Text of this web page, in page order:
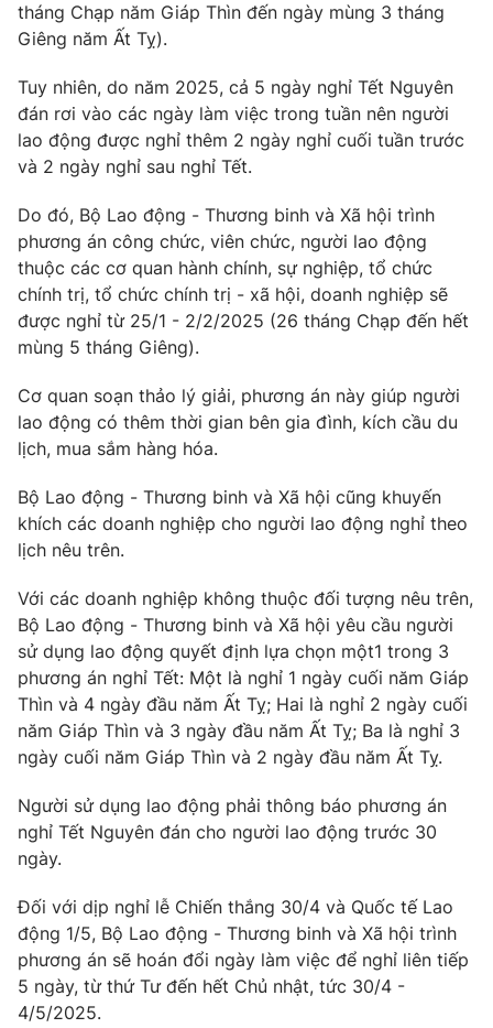
Thị trường
Lịch phát sóng
Chuyên mục khác
Emagazine Podcast
Photo Infographic
Video Shorts video
VTV Money VTV Thể thao
VTV Sức khoẻ Bất động sản
Thị trường 24h
VTV4 Vươn mình bằng AI
VTV9 VTV8
Liên hệ tòa soạn English
THỜI BÁO VTV
Theo dõi báo trên
Cơ quan chủ quản: Đài Truyền hình Việt Nam
Cơ quan báo chí:Thời báo VTV
Giấy phép hoạt động báo in và báo điện tử số 483/GP-BTTTT
cấp ngày 29/12/2023
tháng Chạp năm Giáp Thìn đến ngày mùng 3 tháng
Giêng năm Ất Tỵ).
Tuy nhiên, do năm 2025, cả 5 ngày nghỉ Tết Nguyên
đán rơi vào các ngày làm việc trong tuần nên người
lao động được nghỉ thêm 2 ngày nghỉ cuối tuần trước
và 2 ngày nghỉ sau nghỉ Tết.
Do đó, Bộ Lao động - Thương binh và Xã hội trình
phương án công chức, viên chức, người lao động
thuộc các cơ quan hành chính, sự nghiệp, tổ chức
chính trị, tổ chức chính trị - xã hội, doanh nghiệp sẽ
được nghỉ từ 25/1 - 2/2/2025 (26 tháng Chạp đến hết
mùng 5 tháng Giêng).
Cơ quan soạn thảo lý giải, phương án này giúp người
lao động có thêm thời gian bên gia đình, kích cầu du
lịch, mua sắm hàng hóa.
Bộ Lao động - Thương binh và Xã hội cũng khuyến
khích các doanh nghiệp cho người lao động nghỉ theo
lịch nêu trên.
Với các doanh nghiệp không thuộc đối tượng nêu trên,
Bộ Lao động - Thương binh và Xã hội yêu cầu người
sử dụng lao động quyết định lựa chọn một1 trong 3
phương án nghỉ Tết: Một là nghỉ 1 ngày cuối năm Giáp
Thìn và 4 ngày đầu năm Ất Tỵ; Hai là nghỉ 2 ngày cuối
năm Giáp Thìn và 3 ngày đầu năm Ất Tỵ; Ba là nghỉ 3
ngày cuối năm Giáp Thìn và 2 ngày đầu năm Ất Tỵ.
Người sử dụng lao động phải thông báo phương án
nghỉ Tết Nguyên đán cho người lao động trước 30
ngày.
Đối với dịp nghỉ lễ Chiến thắng 30/4 và Quốc tế Lao
động 1/5, Bộ Lao động - Thương binh và Xã hội trình
phương án sẽ hoán đổi ngày làm việc để nghỉ liên tiếp
5 ngày, từ thứ Tư đến hết Chủ nhật, tức 30/4 -
4/5/2025.